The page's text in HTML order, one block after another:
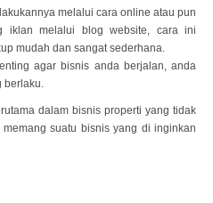
melalui cara online atau pun
iklan melalui blog website, cara ini
mudah dan sangat sederhana.
agar bisnis anda berjalan, anda
berlaku.
dalam bisnis properti yang tidak
memang suatu bisnis yang di inginkan